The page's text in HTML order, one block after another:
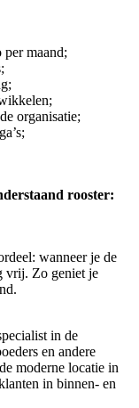
per maand;
organisatie;
rooster:
wanneer je de
vrij. Zo geniet je
in de
en andere
moderne locatie in
in binnen- en